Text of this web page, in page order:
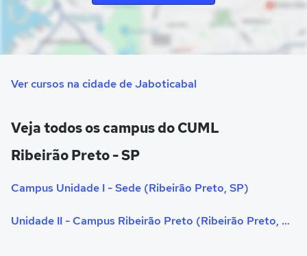
Ver cursos na cidade de Jaboticabal
Veja todos os campus do CUML
Ribeirão Preto - SP
Campus Unidade I - Sede (Ribeirão Preto, SP)
Unidade II - Campus Ribeirão Preto (Ribeirão Preto, SP)